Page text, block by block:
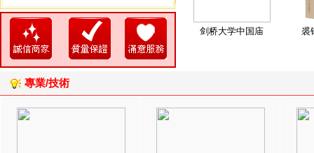
剑桥大学中国庙 裘
專業/技術